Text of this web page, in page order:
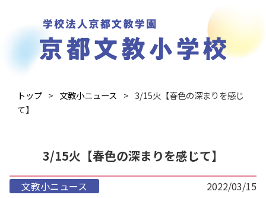
トップ 文教小ニュース
3/15火【春色の深まりを感じ
て】
3/15火【春色の深まりを感じて】
文教小ニュース 2022/03/15